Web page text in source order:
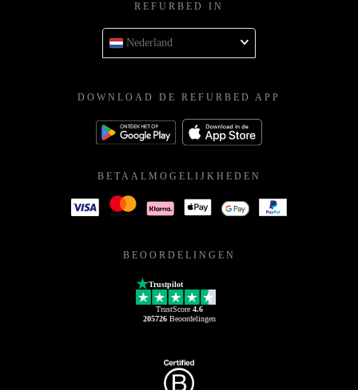
REFURBED IN
Nederland
DOWNLOAD DE REFURBED APP
BETAALMOGELIJKHEDEN
BEOORDELINGEN
Trustpilot
TrustScore 4.6
205726Beoordelingen